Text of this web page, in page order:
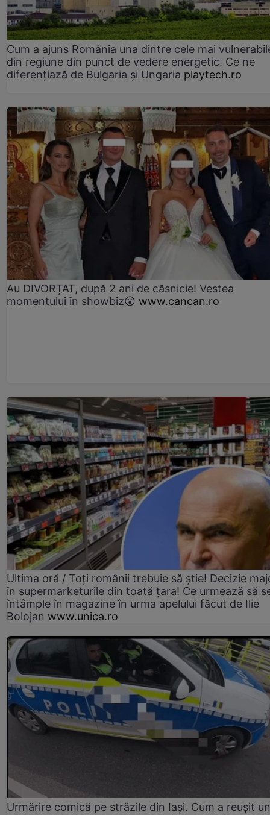
Cum a ajuns România una dintre cele mai
din regiune din punct de vedere energetic. Ce ne
diferențiază de Bulgaria și Ungaria playtech.ro
Au DIVORȚAT, după 2 ani de căsnicie! Vestea
momentului în showbiz😮 www.cancan.ro
Ultima oră / Toți românii trebuie să știe! Decizie
în supermarketurile din toată țara! Ce urmează să
întâmple în magazine în urma apelului făcut de Ilie
Bolojan www.unica.ro
Urmărire comică pe străzile din Iași. Cum a reușit un